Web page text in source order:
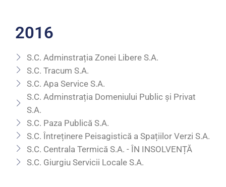
2016
S.C. Adminstrația Zonei Libere S.A.
S.C. Tracum S.A.
S.C. Apa Service S.A.
S.C. Adminstrația Domeniului Public și Privat
S.A.
S.C. Paza Publică S.A.
S.C. Întreținere Peisagistică a Spațiilor Verzi S.A.
S.C. Centrala Termică S.A. - ÎN INSOLVENȚĂ
S.C. Giurgiu Servicii Locale S.A.